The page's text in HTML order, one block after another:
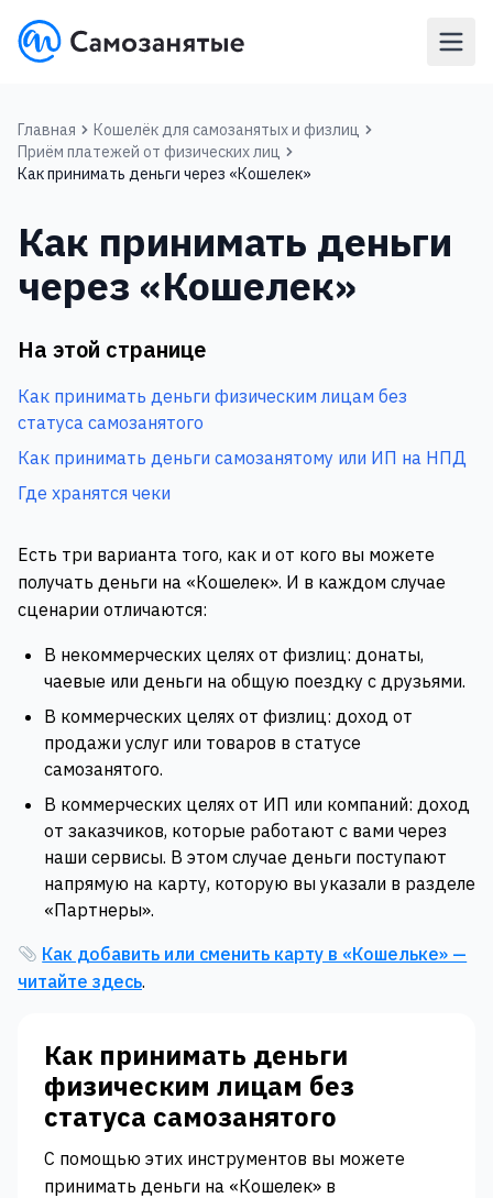
Главная
Кошелёк для самозанятых и физлиц
Приём платежей от физических лиц
Как принимать деньги через «‎Кошелек»‎
Как принимать деньги
через «‎Кошелек»‎
На этой странице
Как принимать деньги физическим лицам без
статуса самозанятого
Как принимать деньги самозанятому или ИП на НПД
Где хранятся чеки
Есть три варианта того, как и от кого вы можете
получать деньги на «Кошелек». И в каждом случае
сценарии отличаются:
В некоммерческих целях от физлиц: донаты,
чаевые или деньги на общую поездку с друзьями.
В коммерческих целях от физлиц: доход от
продажи услуг или товаров в статусе
самозанятого.
В коммерческих целях от ИП или компаний: доход
от заказчиков, которые работают с вами через
наши сервисы. В этом случае деньги поступают
напрямую на карту, которую вы указали в разделе
«Партнеры».
Как добавить или сменить карту в «Кошельке» —
читайте здесь.
Как принимать деньги
физическим лицам без
статуса самозанятого
С помощью этих инструментов вы можете
принимать деньги на «Кошелек» в